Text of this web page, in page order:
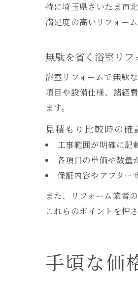
特に埼玉県さいたま市
満足度の高いリフォー
無駄を省く浴室リフ
浴室リフォームで無駄
項目や設備仕様、諸経
ます。
見積もり比較時の確
工事範囲が明確に記
各項目の単価や数量
保証内容やアフター
また、リフォーム業者
これらのポイントを押
手頃な価